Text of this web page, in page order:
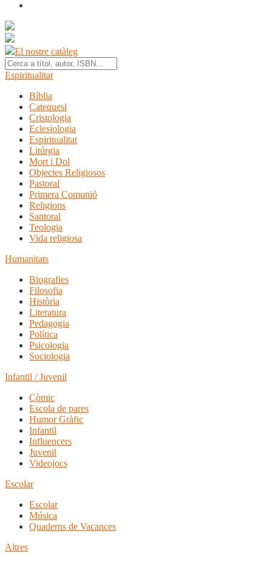
El nostre catàleg
Espiritualitat
Bíblia
Catequesi
Cristologia
Eclesiologia
Espiritualitat
Litúrgia
Mort i Dol
Objectes Religiosos
Pastoral
Primera Comunió
Religions
Santoral
Teologia
Vida religiosa
Humanitats
Biografies
Filosofia
Història
Literatura
Pedagogia
Política
Psicologia
Sociologia
Infantil / Juvenil
Còmic
Escola de pares
Humor Gràfic
Infantil
Influencers
Juvenil
Videojocs
Escolar
Escolar
Música
Quaderns de Vacances
Altres